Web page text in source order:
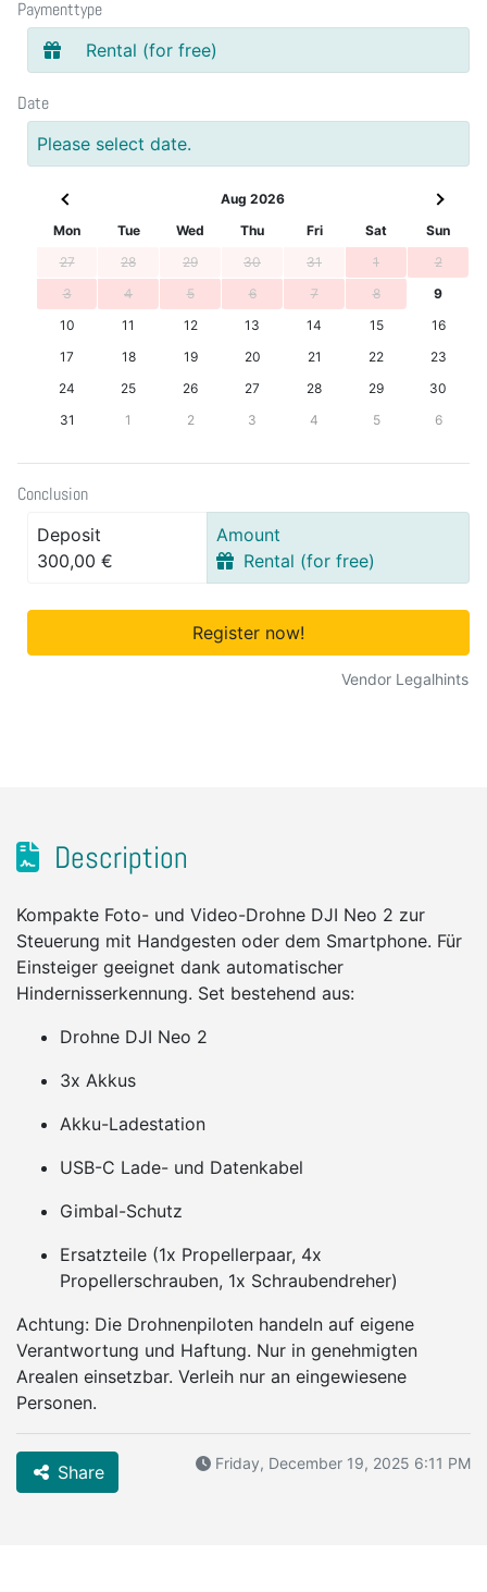
Paymenttype
Rental (for free)
Date
Please select date.
Aug 2026
Mon
Tue Wed Thu Fri Sat
Sun
27
28 29 30 31 1
2
3
4 5 6 7 8
9
10
11 12 13 14 15
16
17
18 19 20 21 22
23
24
25 26 27 28 29
30
31
1 2 3 4 5 6
Conclusion
Deposit
300,00 €
Amount
Rental (for free)
Register now!
Vendor Legalhints
Description
Kompakte Foto- und Video-Drohne DJI Neo 2 zur
Steuerung mit Handgesten oder dem Smartphone. Für
Einsteiger geeignet dank automatischer
Hindernisserkennung. Set bestehend aus:
Drohne DJI Neo 2
3x Akkus
Akku-Ladestation
USB-C Lade- und Datenkabel
Gimbal-Schutz
Ersatzteile (1x Propellerpaar, 4x
Propellerschrauben, 1x Schraubendreher)
Achtung: Die Drohnenpiloten handeln auf eigene
Verantwortung und Haftung. Nur in genehmigten
Arealen einsetzbar. Verleih nur an eingewiesene
Personen.
Share Friday, December 19, 2025 6:11 PM